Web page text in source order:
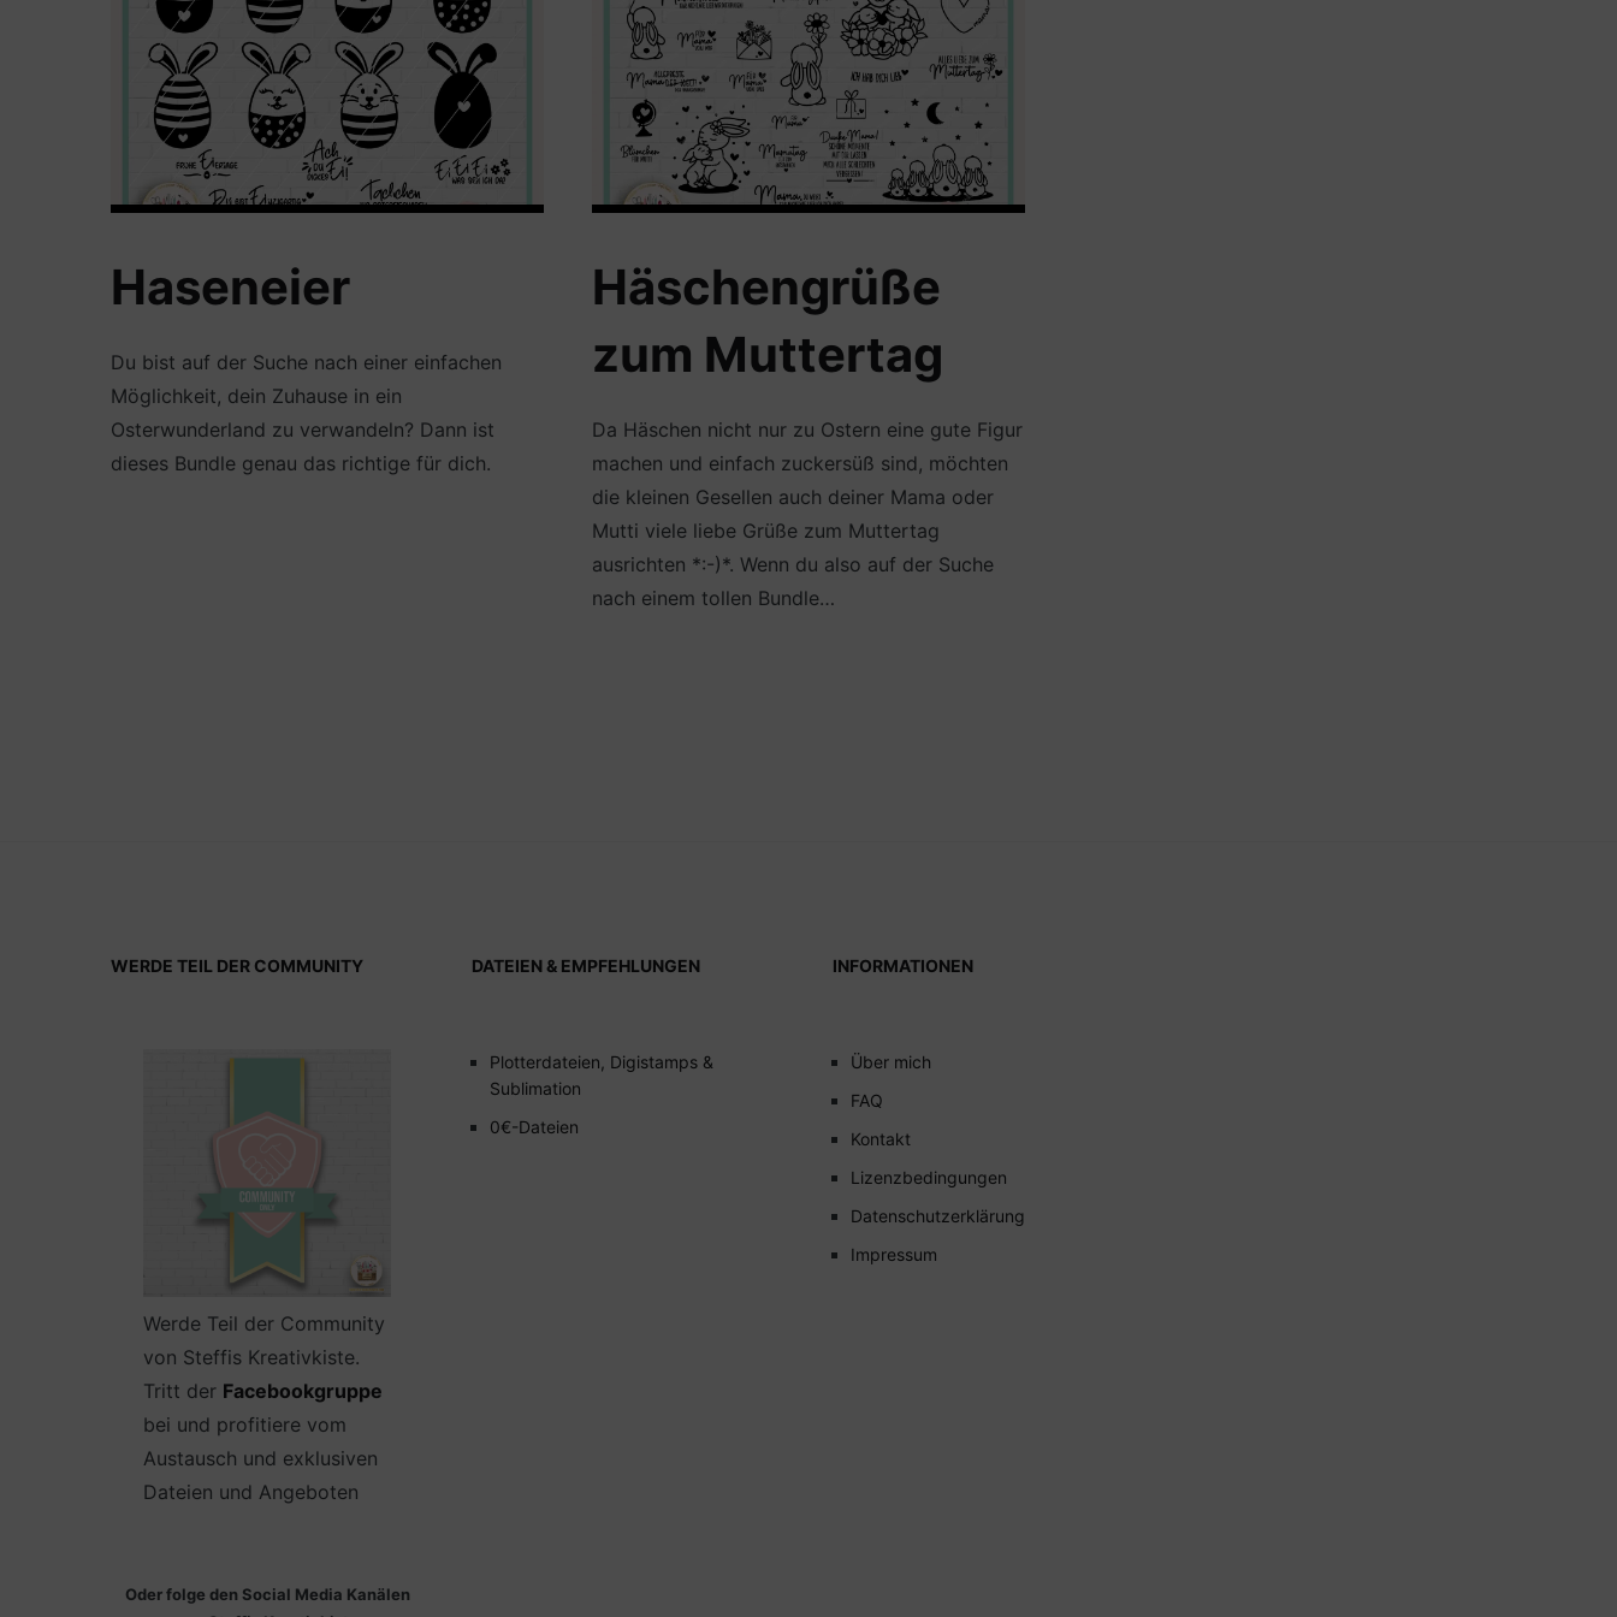
Haseneier
Du bist auf der Suche nach einer einfachen
Möglichkeit, dein Zuhause in ein
Osterwunderland zu verwandeln? Dann ist
dieses Bundle genau das richtige für dich.
Häschengrüße
zum Muttertag
Da Häschen nicht nur zu Ostern eine gute Figur
machen und einfach zuckersüß sind, möchten
die kleinen Gesellen auch deiner Mama oder
Mutti viele liebe Grüße zum Muttertag
ausrichten *:-)*. Wenn du also auf der Suche
nach einem tollen Bundle…
WERDE TEIL DER COMMUNITY
Werde Teil der Community
von Steffis Kreativkiste.
Tritt der Facebookgruppe
bei und profitiere vom
Austausch und exklusiven
Dateien und Angeboten
Oder folge den Social Media Kanälen
DATEIEN & EMPFEHLUNGEN
Plotterdateien, Digistamps &
Sublimation
0€-Dateien
INFORMATIONEN
Über mich
FAQ
Kontakt
Lizenzbedingungen
Datenschutzerklärung
Impressum